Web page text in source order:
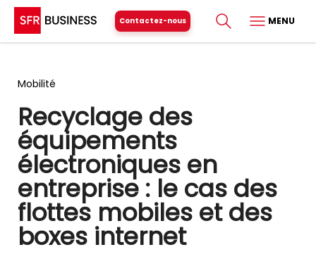
Contactez-nous MENU
Mobilité
Recyclage des
équipements
électroniques en
entreprise : le cas des
flottes mobiles et des
boxes internet